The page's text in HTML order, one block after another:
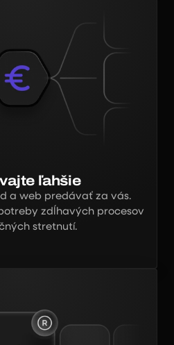
ľahšie
a web predávať za vás.
zdĺhavých procesov
stretnutí.